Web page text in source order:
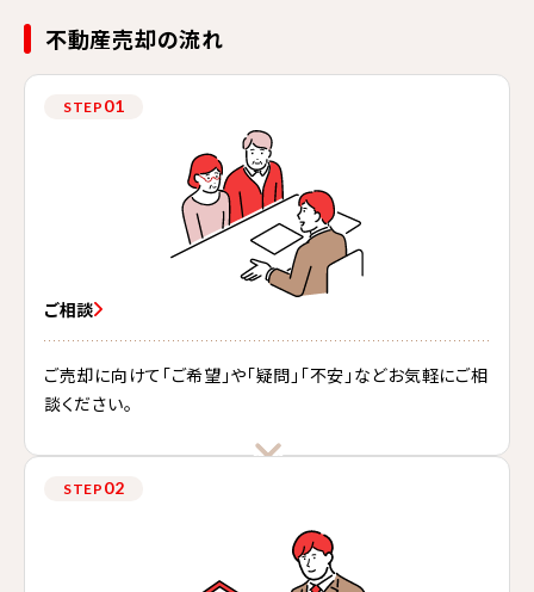
不動産売却の流れ
STEP 01
ご相談
ご売却に向けて「ご希望」や「疑問」「不安」などお気軽にご相
談ください。
STEP 02